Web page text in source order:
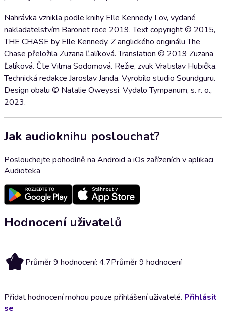
Nahrávka vznikla podle knihy Elle Kennedy Lov, vydané
nakladatelstvím Baronet roce 2019. Text copyright © 2015,
THE CHASE by Elle Kennedy. Z anglického originálu The
Chase přeložila Zuzana Ľalíková. Translation © 2019 Zuzana
Ľalíková. Čte Vilma Sodomová. Režie, zvuk Vratislav Hubička.
Technická redakce Jaroslav Janda. Vyrobilo studio Soundguru.
Design obalu © Natalie Oweyssi. Vydalo Tympanum, s. r. o.,
2023.
Jak audioknihu poslouchat?
Poslouchejte pohodlně na Android a iOs zařízeních v aplikaci
Audioteka
Hodnocení uživatelů
4.7 Průměr 9 hodnocení: 4.7Průměr 9 hodnocení
Přidat hodnocení mohou pouze přihlášení uživatelé. Přihlásit
se